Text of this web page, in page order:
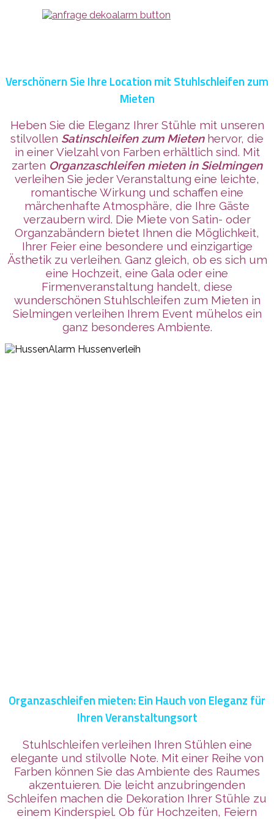
Verschönern Sie Ihre Location mit Stuhlschleifen zum
Mieten
Heben Sie die Eleganz Ihrer Stühle mit unseren
stilvollen Satinschleifen zum Mietenhervor, die
in einer Vielzahl von Farben erhältlich sind. Mit
zarten Organzaschleifen mieten in Sielmingen
verleihen Sie jeder Veranstaltung eine leichte,
romantische Wirkung und schaffen eine
märchenhafte Atmosphäre, die Ihre Gäste
verzaubern wird. Die Miete von Satin- oder
Organzabändern bietet Ihnen die Möglichkeit,
Ihrer Feier eine besondere und einzigartige
Ästhetik zu verleihen. Ganz gleich, ob es sich um
eine Hochzeit, eine Gala oder eine
Firmenveranstaltung handelt, diese
wunderschönen Stuhlschleifen zum Mieten in
Sielmingen verleihen Ihrem Event mühelos ein
ganz besonderes Ambiente.
Organzaschleifen mieten: Ein Hauch von Eleganz für
Ihren Veranstaltungsort
Stuhlschleifen verleihen Ihren Stühlen eine
elegante und stilvolle Note. Mit einer Reihe von
Farben können Sie das Ambiente des Raumes
akzentuieren. Die leicht anzubringenden
Schleifen machen die Dekoration Ihrer Stühle zu
einem Kinderspiel. Ob für Hochzeiten, Feiern